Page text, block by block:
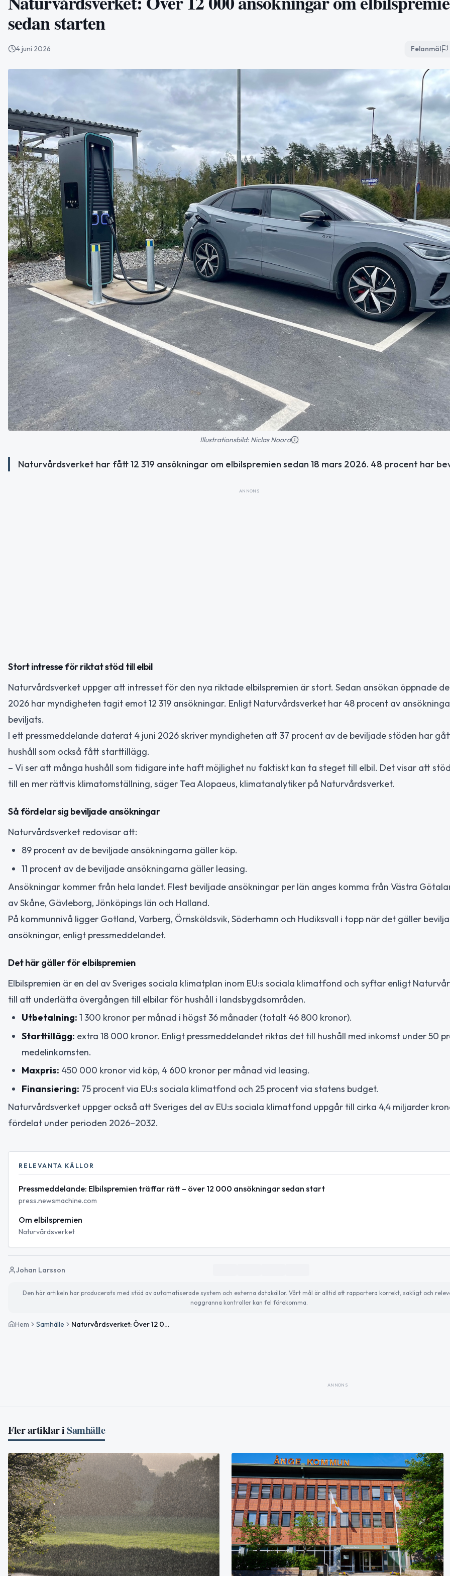
sedan starten
4 juni 2026 Felanmäl
Illustrationsbild: Niclas Noord
Naturvårdsverket har fått 12 319 ansökningar om elbilspremien sedan 18 mars 2026. 48 procent har
ANNONS
Stort intresse för riktat stöd till elbil
Naturvårdsverket uppger att intresset för den nya riktade elbilspremien är stort. Sedan ansökan öppnade
2026 har myndigheten tagit emot 12 319 ansökningar. Enligt Naturvårdsverket har 48 procent av
beviljats.
I ett pressmeddelande daterat 4 juni 2026 skriver myndigheten att 37 procent av de beviljade stöden har
hushåll som också fått starttillägg.
– Vi ser att många hushåll som tidigare inte haft möjlighet nu faktiskt kan ta steget till elbil. Det visar att
till en mer rättvis klimatomställning, säger Tea Alopaeus, klimatanalytiker på Naturvårdsverket.
Så fördelar sig beviljade ansökningar
Naturvårdsverket redovisar att:
89 procent av de beviljade ansökningarna gäller köp.
11 procent av de beviljade ansökningarna gäller leasing.
Ansökningar kommer från hela landet. Flest beviljade ansökningar per län anges komma från Västra
av Skåne, Gävleborg, Jönköpings län och Halland.
På kommunnivå ligger Gotland, Varberg, Örnsköldsvik, Söderhamn och Hudiksvall i topp när det gäller
ansökningar, enligt pressmeddelandet.
Det här gäller för elbilspremien
Elbilspremien är en del av Sveriges sociala klimatplan inom EU:s sociala klimatfond och syftar enligt
till att underlätta övergången till elbilar för hushåll i landsbygdsområden.
Utbetalning: 1 300 kronor per månad i högst 36 månader (totalt 46 800 kronor).
Starttillägg: extra 18 000 kronor. Enligt pressmeddelandet riktas det till hushåll med inkomst under 50
medelinkomsten.
Maxpris: 450 000 kronor vid köp, 4 600 kronor per månad vid leasing.
Finansiering: 75 procent via EU:s sociala klimatfond och 25 procent via statens budget.
Naturvårdsverket uppger också att Sveriges del av EU:s sociala klimatfond uppgår till cirka 4,4 miljarder
fördelat under perioden 2026–2032.
RELEVANTA KÄLLOR
Pressmeddelande: Elbilspremien träffar rätt – över 12 000 ansökningar sedan start
press.newsmachine.com
Om elbilspremien
Naturvårdsverket
Johan Larsson
Den här artikeln har producerats med stöd av automatiserade system och externa datakällor. Vårt mål är alltid att rapportera korrekt, sakligt och
noggranna kontroller kan fel förekomma.
Hem Samhälle Naturvårdsverket: Över 12 000 ansökningar om elbilspremien sedan starten
ANNONS
Fler artiklar iSamhälle